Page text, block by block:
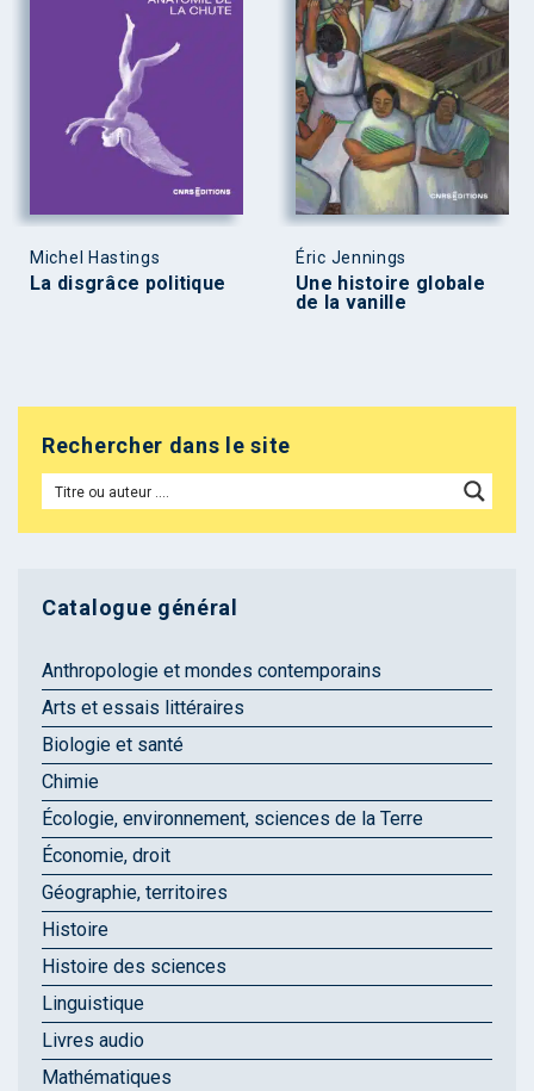
Michel Hastings
La disgrâce politique
Éric Jennings
Une histoire globale
de la vanille
Rechercher dans le site
Catalogue général
Anthropologie et mondes contemporains
Arts et essais littéraires
Biologie et santé
Chimie
Écologie, environnement, sciences de la Terre
Économie, droit
Géographie, territoires
Histoire
Histoire des sciences
Linguistique
Livres audio
Mathématiques